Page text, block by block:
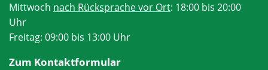
Mittwoch nach Rücksprache vor Ort: 18:00 bis 20:00
Uhr
Freitag: 09:00 bis 13:00 Uhr
Zum Kontaktformular